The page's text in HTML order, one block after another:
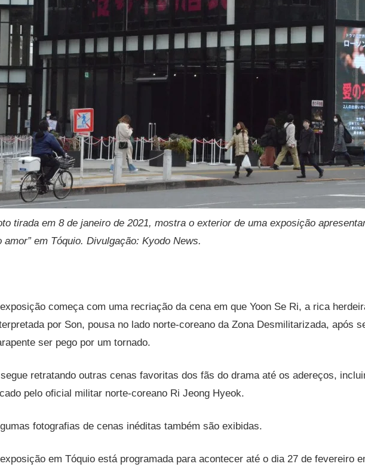
tirada em 8 de janeiro de 2021, mostra o exterior de uma exposição
amor” em Tóquio. Divulgação: Kyodo News.
começa com uma recriação da cena em que Yoon Se Ri, a rica
por Son, pousa no lado norte-coreano da Zona Desmilitarizada, após
ser pego por um tornado.
segue retratando outras cenas favoritas dos fãs do drama até os adereços,
pelo oficial militar norte-coreano Ri Jeong Hyeok.
fotografias de cenas inéditas também são exibidas.
em Tóquio está programada para acontecer até o dia 27 de fevereiro